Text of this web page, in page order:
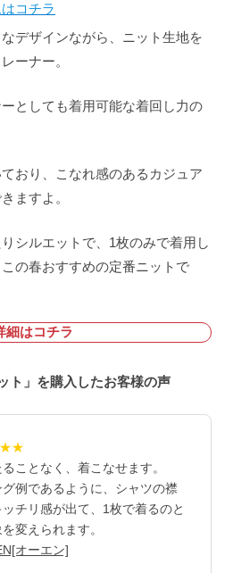
コチラ
デザインながら、ニット生地を
ーナー。
としても着用可能な着回し力の
おり、こなれ感のあるカジュア
ますよ。
シルエットで、1枚のみで着用し
の春おすすめの定番ニットで
細はコチラ
ト」を購入したお客様の声
ことなく、着こなせます。
グ例であるように、シャツの襟
チリ感が出て、1枚で着るのと
変えられます。
オーエン]